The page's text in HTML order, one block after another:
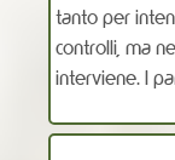
tanto per
controlli, ma
interviene. I